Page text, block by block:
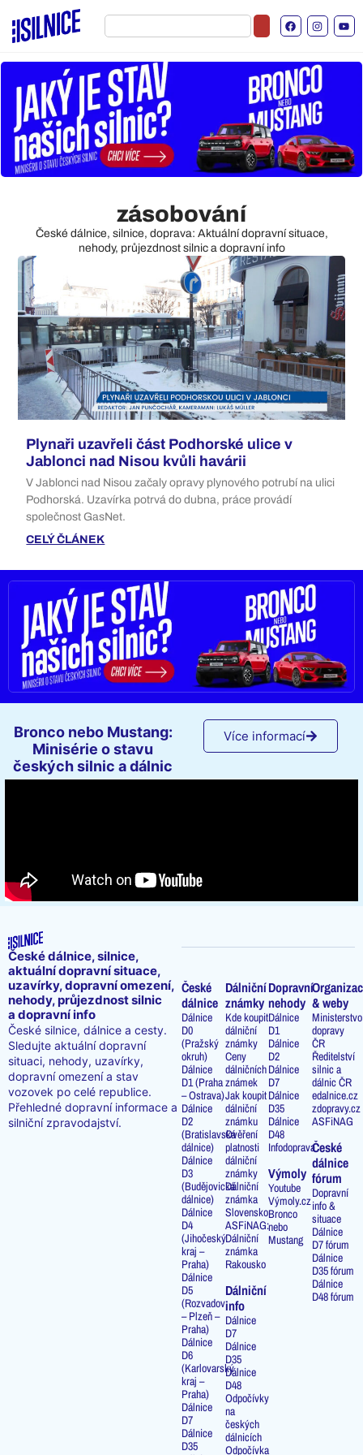
zásobování
České dálnice, silnice, doprava: Aktuální dopravní situace,
nehody, průjezdnost silnic a dopravní info
Plynaři uzavřeli část Podhorské ulice v
Jablonci nad Nisou kvůli havárii
V Jablonci nad Nisou začaly opravy plynového potrubí na ulici
Podhorská. Uzavírka potrvá do dubna, práce provádí
společnost GasNet.
CELÝ ČLÁNEK
Bronco nebo Mustang:
Minisérie o stavu
českých silnic a dálnic
Více informací
České dálnice, silnice,
aktuální dopravní situace,
uzavírky, dopravní omezení,
nehody, průjezdnost silnic
a dopravní info
České silnice, dálnice a cesty.
Sledujte aktuální dopravní
situaci, nehody, uzavírky,
dopravní omezení a stav
vozovek po celé republice.
Přehledné dopravní informace a
silniční zpravodajství.
České
dálnice
Dálnice
D0
(Pražský
okruh)
Dálnice
D1 (Praha
– Ostrava)
Dálnice
D2
(Bratislavská
dálnice)
Dálnice
D3
(Budějovická
dálnice)
Dálnice
D4
(Jihočeský
kraj –
Praha)
Dálnice
D5
(Rozvadov
– Plzeň –
Praha)
Dálnice
D6
(Karlovarský
kraj –
Praha)
Dálnice
D7
Dálnice
D35
Dálniční
známky
Kde koupit
dálniční
známky
Ceny
dálničních
známek
Jak koupit
dálniční
známku
Ověření
platnosti
dálniční
známky
Dálniční
známka
Slovensko
ASFiNAG:
Dálniční
známka
Rakousko
Dálniční
info
Dálnice
D7
Dálnice
D35
Dálnice
D48
Odpočívky
na
českých
dálnicích
Odpočívka
Dopravní
nehody
Dálnice
D1
Dálnice
D2
Dálnice
D7
Dálnice
D35
Dálnice
D48
Infodoprava
Výmoly
Youtube
Výmoly.cz
Bronco
nebo
Mustang
& weby
Ministerstvo
dopravy
ČR
Ředitelství
silnic a
dálnic ČR
edalnice.cz
zdopravy.cz
ASFiNAG
České
dálnice
fórum
Dopravní
info &
situace
Dálnice
D7 fórum
Dálnice
D35 fórum
Dálnice
D48 fórum